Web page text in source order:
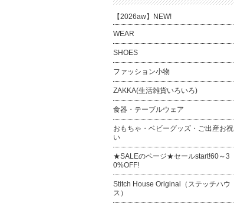
【2026aw】NEW!
WEAR
SHOES
ファッション小物
ZAKKA(生活雑貨いろいろ)
食器・テーブルウェア
おもちゃ・ベビーグッズ・ご出産お祝
い
★SALEのページ★セールstart!60～3
0%OFF!
Stitch House Original（ステッチハウ
ス）